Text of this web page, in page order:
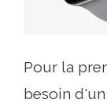
Pour la
besoin